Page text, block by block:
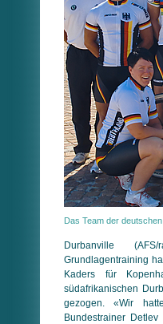
Das Team der
Durbanville
Grundlagentraining
Kaders für
südafrikanischen
gezogen. «Wir
Bundestrainer